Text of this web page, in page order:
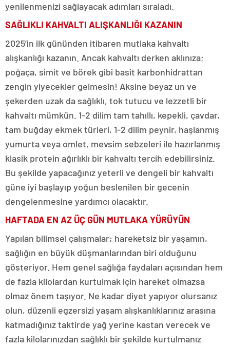
yenilenmenizi sağlayacak adımları sıraladı.
SAĞLIKLI KAHVALTI ALIŞKANLIĞI KAZANIN
2025’in ilk gününden itibaren mutlaka kahvaltı
alışkanlığı kazanın. Ancak kahvaltı derken aklınıza;
poğaça, simit ve börek gibi basit karbonhidrattan
zengin yiyecekler gelmesin! Aksine beyaz un ve
şekerden uzak da sağlıklı, tok tutucu ve lezzetli bir
kahvaltı mümkün. 1-2 dilim tam tahıllı, kepekli, çavdar,
tam buğday ekmek türleri, 1-2 dilim peynir, haşlanmış
yumurta veya omlet, mevsim sebzeleri ile hazırlanmış
klasik protein ağırlıklı bir kahvaltı tercih edebilirsiniz.
Bu şekilde yapacağınız yeterli ve dengeli bir kahvaltı
güne iyi başlayıp yoğun beslenilen bir gecenin
dengelenmesine yardımcı olacaktır.
HAFTADA EN AZ ÜÇ GÜN MUTLAKA YÜRÜYÜN
Yapılan bilimsel çalışmalar; hareketsiz bir yaşamın,
sağlığın en büyük düşmanlarından biri olduğunu
gösteriyor. Hem genel sağlığa faydaları açısından hem
de fazla kilolardan kurtulmak için hareket olmazsa
olmaz önem taşıyor. Ne kadar diyet yapıyor olursanız
olun, düzenli egzersizi yaşam alışkanlıklarınız arasına
katmadığınız taktirde yağ yerine kastan verecek ve
fazla kilolarınızdan sağlıklı bir şekilde kurtulmanız